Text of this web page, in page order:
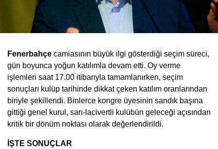
Fenerbahçe camiasının büyük ilgi gösterdiği seçim süreci,
gün boyunca yoğun katılımla devam etti. Oy verme
işlemleri saat 17.00 itibarıyla tamamlanırken, seçim
sonuçları kulüp tarihinde dikkat çeken katılım oranlarından
biriyle şekillendi. Binlerce kongre üyesinin sandık başına
gittiği genel kurul, sarı-lacivertli kulübün geleceği açısından
kritik bir dönüm noktası olarak değerlendirildi.
İŞTE SONUÇLAR